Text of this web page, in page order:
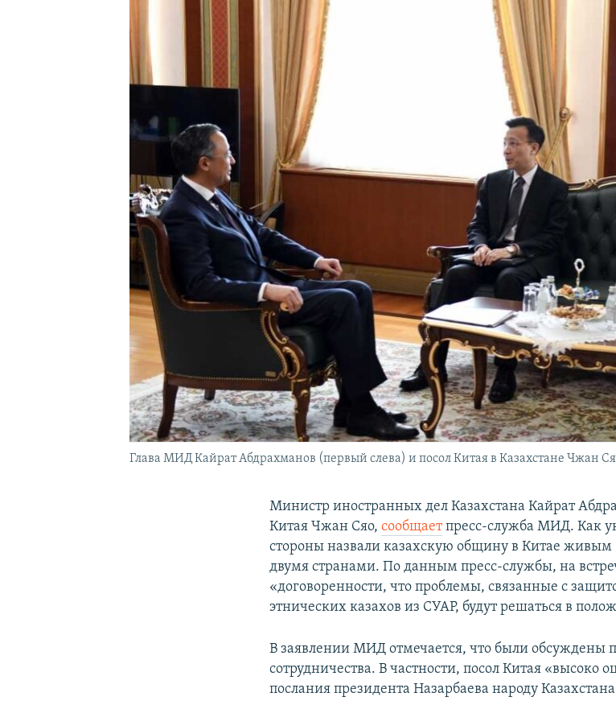
Глава МИД Кайрат Абдрахманов (первый слева) и посол Китая в Казахстане Чжан
Министр иностранных дел Казахстана Кайрат
Китая Чжан Сяо,сообщаетпресс-служба МИД. Как
стороны назвали казахскую общину в Китае
двумя странами. По данным пресс-службы, на
«договоренности, что проблемы, связанные с
этнических казахов из СУАР, будут решаться в
В заявлении МИД отмечается, что были обсуждены
сотрудничества. В частности, посол Китая «высоко
послания президента Назарбаева народу